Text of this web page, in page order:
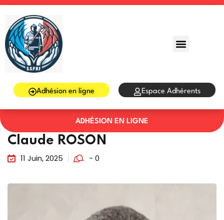
Adhésion en ligne Espace Adhérents
ADHÉSION EN LIGNE
Claude ROSON
11 Juin, 2025 - 0
Don’t have an account?